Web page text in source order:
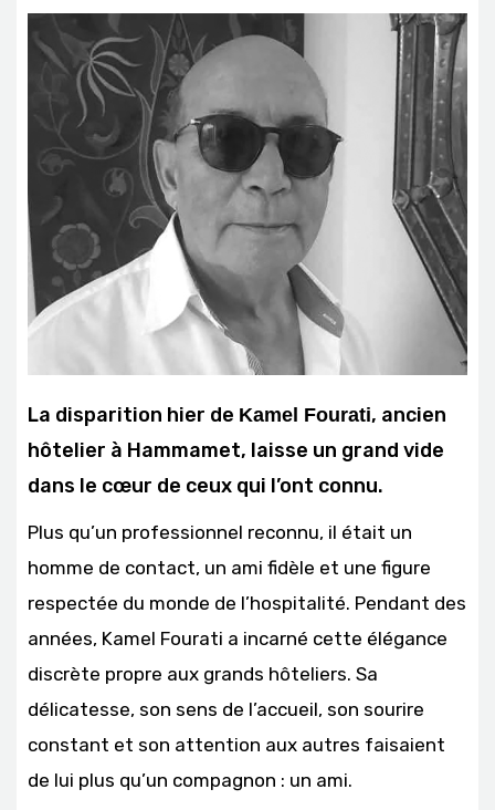
La disparition hier de Kamel Fourati, ancien
hôtelier à Hammamet, laisse un grand vide
dans le cœur de ceux qui l’ont connu.
Plus qu’un professionnel reconnu, il était un
homme de contact, un ami fidèle et une figure
respectée du monde de l’hospitalité. Pendant des
années, Kamel Fourati a incarné cette élégance
discrète propre aux grands hôteliers. Sa
délicatesse, son sens de l’accueil, son sourire
constant et son attention aux autres faisaient
de lui plus qu’un compagnon : un ami.